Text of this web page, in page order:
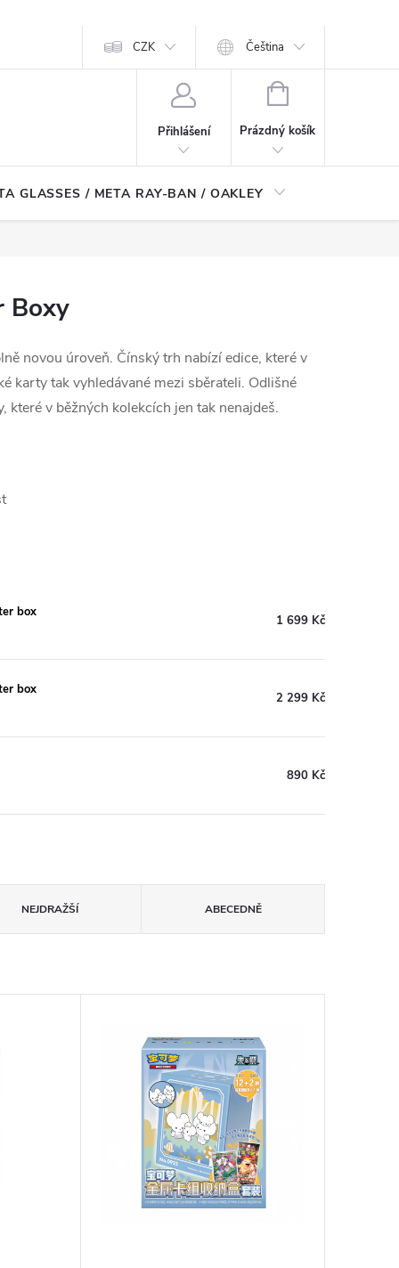
CZK Čeština
Přihlášení
NÁKUPNÍ
Prázdný košík
GLASSES / META RAY-BAN / OAKLEY
Boxy
novou úroveň. Čínský trh nabízí edice, které v
karty tak vyhledávané mezi sběrateli. Odlišné
v běžných kolekcích jen tak nenajdeš.
box
1 699 Kč
box
2 299 Kč
890 Kč
NEJDRAŽŠÍ ABECEDNĚ